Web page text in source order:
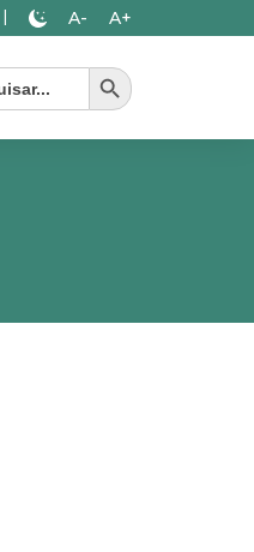
A- A+
Search Button